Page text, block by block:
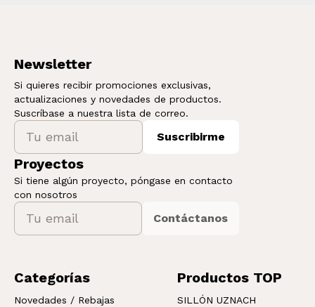
Newsletter
Si quieres recibir promociones exclusivas,
actualizaciones y novedades de productos.
Suscríbase a nuestra lista de correo.
Suscribirme
Proyectos
Si tiene algún proyecto, póngase en contacto
con nosotros
Contáctanos
Categorías
Novedades / Rebajas
Productos TOP
SILLÓN UZNACH